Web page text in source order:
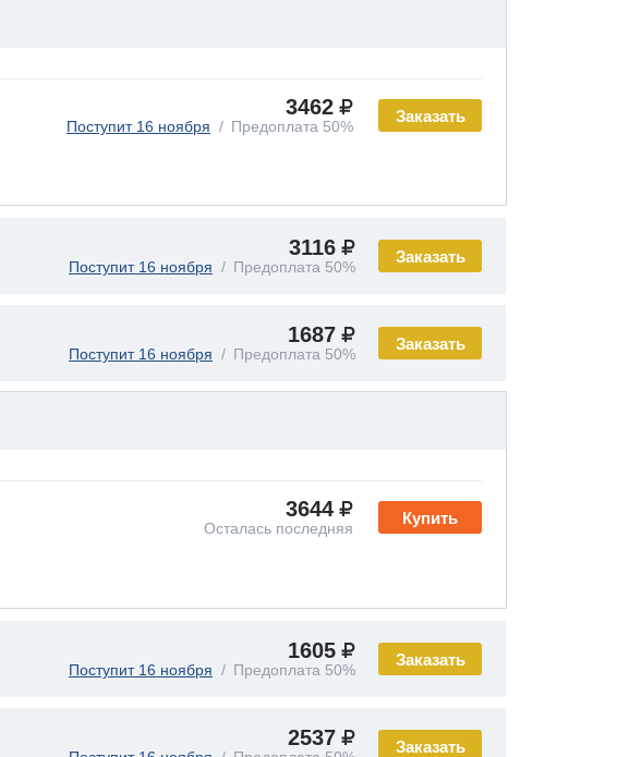
Заказать
3462
Поступит 16 ноября Предоплата 50%
Заказать
3116
Поступит 16 ноября Предоплата 50%
Заказать
1687
Поступит 16 ноября Предоплата 50%
Купить
3644
Осталась последняя
Заказать
1605
Поступит 16 ноября Предоплата 50%
Заказать
2537